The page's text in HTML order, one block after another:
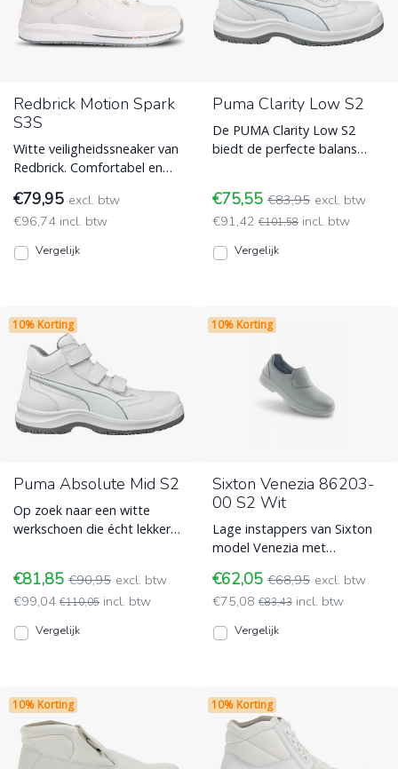
Redbrick Motion Spark
S3S
Witte veiligheidssneaker van
Redbrick. Comfortabel en
bescherming op S3S nivea
Werkschoenen voor Schilders
€79,95 excl. btw
€96,74 incl. btw
Vergelijk
Puma Clarity Low S2
De PUMA Clarity Low S2
biedt de perfecte balans
Werkschoenen voor Schilders
en Stukadoors
€75,55 €83,95 excl. btw
€91,42 €101,58 incl. btw
Vergelijk
10% Korting
Puma Absolute Mid S2
Op zoek naar een witte
werkschoen die écht lekker
Werkschoenen voor Schilders
en Stukadoors
€81,85 €90,95 excl. btw
€99,04 €110,05 incl. btw
Vergelijk
10% Korting
Sixton Venezia 86203-
00 S2 Wit
Lage instappers van Sixton
model Venezia met
antibacterie, slijvast, en
duurzaam Werkschoenen
voor Schilders en Stukadoors
€62,05 €68,95 excl. btw
€75,08 €83,43 incl. btw
Vergelijk
10% Korting 10% Korting